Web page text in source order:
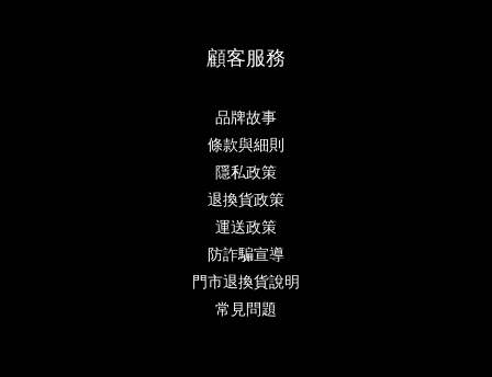
顧客服務
品牌故事
條款與細則
隱私政策
退換貨政策
運送政策
防詐騙宣導
門市退換貨說明
常見問題